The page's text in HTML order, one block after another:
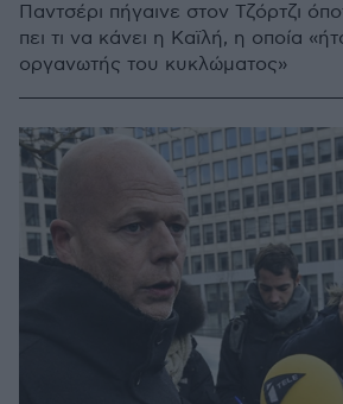
Παντσέρι πήγαινε στον Τζόρτζι
πει τι να κάνει η Καϊλή, η οποία
οργανωτής του κυκλώματος»